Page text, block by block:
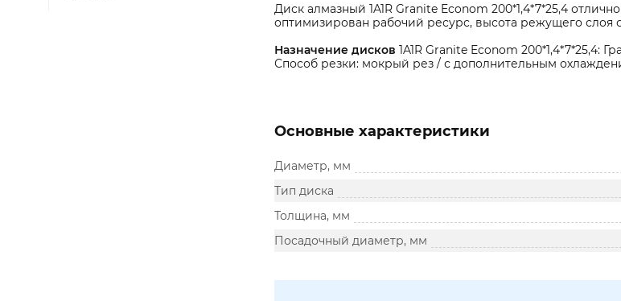
Диск алмазный 1A1R Granite Econom 200*1,4*7*25,4
оптимизирован рабочий ресурс, высота режущего слоя
Назначение дисков 1A1R Granite Econom 200*1,4*7*25,4:
Способ резки: мокрый рез / с дополнительным
Основные характеристики
Диаметр, мм
Тип диска
Толщина, мм
Посадочный диаметр, мм